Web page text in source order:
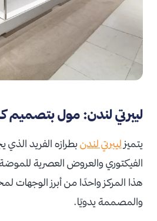
ليبرتي لندن: مول بتصميم
يتميز ليبرتي لندنبطرازه الفريد
الفيكتوري والعروض العصرية
هذا المركز واحدًا من أبرز الوجهات
والمصممة يدويًا.